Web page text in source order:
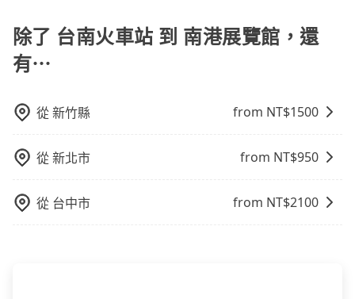
位置。但如果遇到車輛故障或者前一趟車嚴重耽誤，
tripool會盡快改派以減少乘客等待的時間。
費，通常以每小時為單位，客戶可以根據自己的需要預
定一定時間的包車服務。這種服務適用於需要在城市內
多個地點間來回穿梭的客戶，例如市區觀光、商務差旅
費，客戶可以預先告知出發地點A到目的地B，會根據路
線和里程來計算費用。這種服務通常適用於單程或從一
個城市到另一個城市的長途包車。
除了 台南火車站 到 南港展覽館，還
有⋯
從新竹縣 from NT$1500
從新北市 from NT$950
從 台中市 from NT$2100